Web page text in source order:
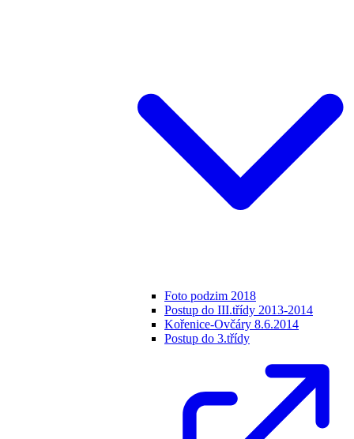
Foto podzim 2018
Postup do III.třídy 2013-2014
Kořenice-Ovčáry 8.6.2014
Postup do 3.třídy